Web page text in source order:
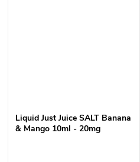
Liquid Just Juice SALT Banana
& Mango 10ml - 20mg